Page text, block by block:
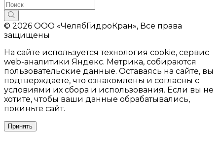
© 2026 ООО «ЧелябГидроКран», Все права
защищены
На сайте используется технология cookie, сервис
web-аналитики Яндекс. Метрика, собираются
пользовательские данные. Оставаясь на сайте, вы
подтверждаете, что ознакомлены и согласны с
условиями их сбора и использования. Если вы не
хотите, чтобы ваши данные обрабатывались,
покиньте сайт.
Принять